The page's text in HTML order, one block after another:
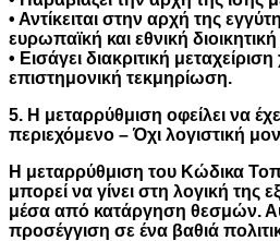
• Αντίκειται στην αρχή της
ευρωπαϊκή και εθνική
• Εισάγει διακριτική
επιστημονική τεκμηρίωση.
5. Η μεταρρύθμιση οφείλει να
περιεχόμενο – Όχι λογιστική
Η μεταρρύθμιση του Κώδικα
μπορεί να γίνει στη λογική της
μέσα από κατάργηση θεσμών.
προσέγγιση σε ένα βαθιά